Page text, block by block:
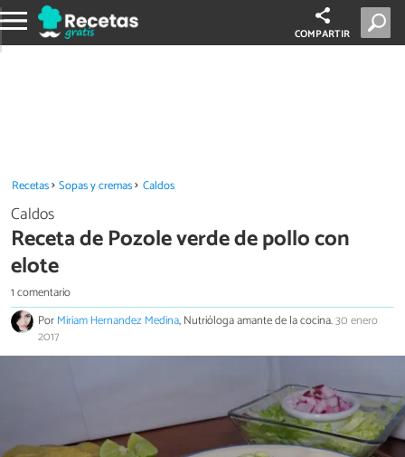
COMPARTIR
Recetas Sopas y cremas Caldos
Caldos
Receta de Pozole verde de pollo con
elote
1 comentario
PorMiriam Hernandez Medina, Nutrióloga amante de la cocina.30 enero
2017